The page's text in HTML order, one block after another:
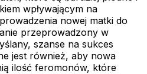
wpływającym na
nowej matki do
przeprowadzony w
szanse na sukces
jest również, aby nowa
ilość feromonów, które